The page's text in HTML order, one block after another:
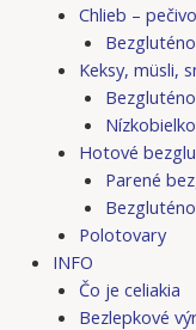
Chlieb – pečivo
Keksy, müsli,
Hotové
Parené
Polotovary
INFO
Čo je celiakia
Bezlepkové